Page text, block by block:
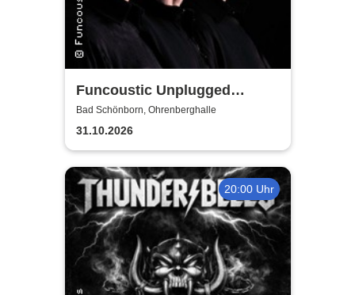
Funcoustic Unplugged
Groove
Bad Schönborn, Ohrenberghalle
31.10.2026
20:00 Uhr